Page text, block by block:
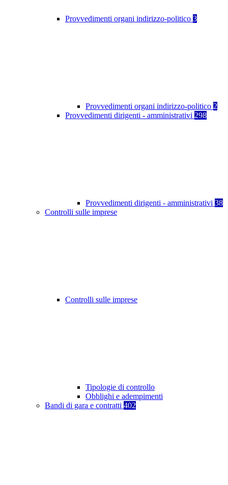
Provvedimenti organi indirizzo-politico 3
Provvedimenti organi indirizzo-politico 2
Provvedimenti dirigenti - amministrativi 298
Provvedimenti dirigenti - amministrativi 38
Controlli sulle imprese
Controlli sulle imprese
Tipologie di controllo
Obblighi e adempimenti
Bandi di gara e contratti 402